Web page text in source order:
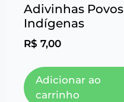
Adivinhas Povos
Indígenas
R$ 7,00
Adicionar ao
carrinho